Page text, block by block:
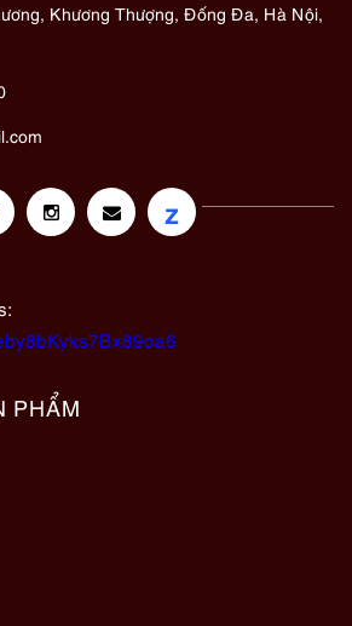
Khương Thượng, Đống Đa, Hà Nội,
z
PHẨM